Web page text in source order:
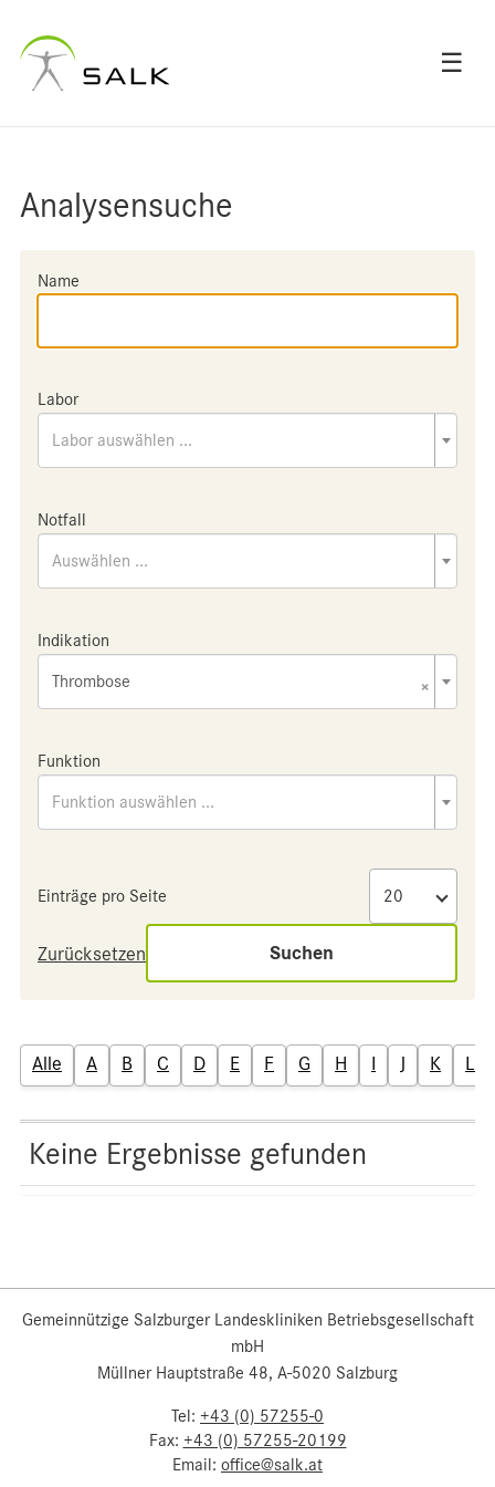
☰
Analysensuche
Name
Labor
Labor auswählen ...
Notfall
Auswählen ...
Indikation
×
Thrombose
Funktion
Funktion auswählen ...
Einträge pro Seite
Zurücksetzen Suchen
Alle A B C D E F G H I J K L
Keine Ergebnisse gefunden
Gemeinnützige Salzburger Landeskliniken Betriebsgesellschaft
mbH
Müllner Hauptstraße 48, A-5020 Salzburg
Tel: +43 (0) 57255-0
Fax: +43 (0) 57255-20199
Email: office@salk.at